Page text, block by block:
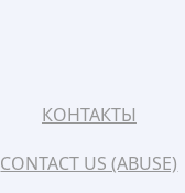
КОНТАКТЫ
CONTACT US (ABUSE)